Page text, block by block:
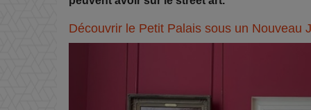
Découvrir le Petit Palais sous un Nouveau